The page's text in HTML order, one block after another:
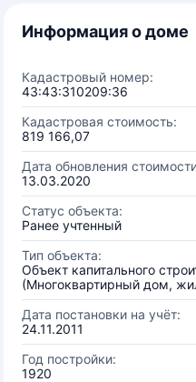
Информация о доме
Кадастровый номер:
43:43:310209:36
Кадастровая стоимость:
819 166,07
Дата обновления
13.03.2020
Статус объекта:
Ранее учтенный
Тип объекта:
Объект капитального
(Многоквартирный дом,
Дата постановки на учёт:
24.11.2011
Год постройки:
1920